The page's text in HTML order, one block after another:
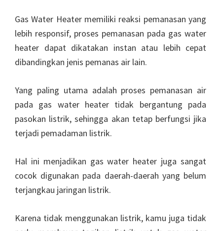
Gas Water Heater memiliki reaksi pemanasan yang
lebih responsif, proses pemanasan pada gas water
heater dapat dikatakan instan atau lebih cepat
dibandingkan jenis pemanas air lain.
Yang paling utama adalah proses pemanasan air
pada gas water heater tidak bergantung pada
pasokan listrik, sehingga akan tetap berfungsi jika
terjadi pemadaman listrik.
Hal ini menjadikan gas water heater juga sangat
cocok digunakan pada daerah-daerah yang belum
terjangkau jaringan listrik.
Karena tidak menggunakan listrik, kamu juga tidak